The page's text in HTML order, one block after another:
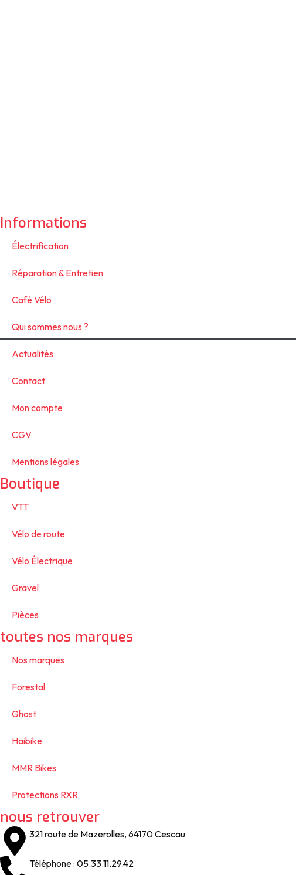
Informations
Électrification
Réparation & Entretien
Café Vélo
Qui sommes nous ?
Actualités
Contact
Mon compte
CGV
Mentions légales
Boutique
VTT
Vélo de route
Vélo Électrique
Gravel
Pièces
toutes nos marques
Nos marques
Forestal
Ghost
Haibike
MMR Bikes
Protections RXR
nous retrouver
321 route de Mazerolles, 64170 Cescau
Téléphone : 05.33.11.29.42